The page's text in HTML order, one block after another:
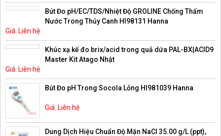
Bút Đo pH/EC/TDS/Nhiệt Độ GROLINE Chống Thấm
Nước Trong Thủy Canh HI98131 Hanna
Giá: Liên hệ
Khúc xạ kế đo brix/acid trong quả dứa PAL-BX|ACID9
Master Kit Atago Nhật
Giá: Liên hệ
Bút Đo pH Trong Socola Lỏng HI981039 Hanna
Giá: Liên hệ
Dung Dịch Hiệu Chuẩn Độ Mặn NaCl 35.00 g/L (ppt),